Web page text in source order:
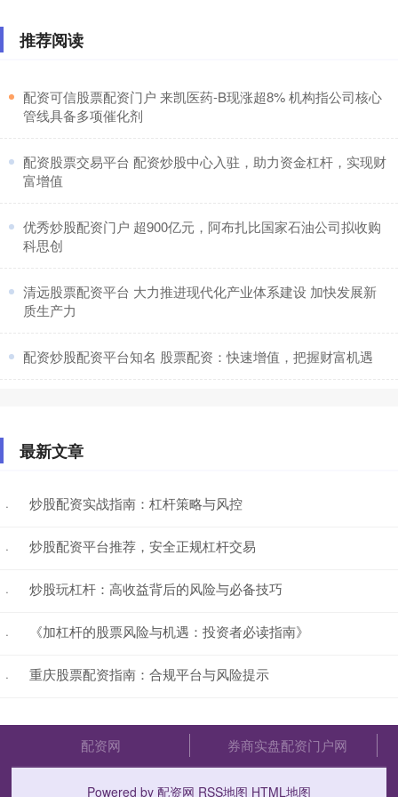
推荐阅读
​配资可信股票配资门户 来凯医药-B现涨超8% 机构指公司核心
管线具备多项催化剂
​配资股票交易平台 配资炒股中心入驻，助力资金杠杆，实现财
富增值
​优秀炒股配资门户 超900亿元，阿布扎比国家石油公司拟收购
科思创
​清远股票配资平台 大力推进现代化产业体系建设 加快发展新
质生产力
​配资炒股配资平台知名 股票配资：快速增值，把握财富机遇
最新文章
· 炒股配资实战指南：杠杆策略与风控
· 炒股配资平台推荐，安全正规杠杆交易
· 炒股玩杠杆：高收益背后的风险与必备技巧
· 《加杠杆的股票风险与机遇：投资者必读指南》
· 重庆股票配资指南：合规平台与风险提示
配资网 券商实盘配资门户网
Powered by 配资网 RSS地图 HTML地图